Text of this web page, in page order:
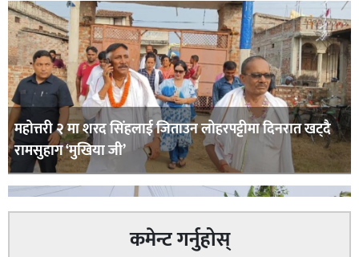
महोत्तरी २ मा शरद सिंहलाई जिताउन लोहरपट्टीमा दिनरात खट्दै
रामसुहाग ‘मुखिया जी’
कमेन्ट गर्नुहोस्